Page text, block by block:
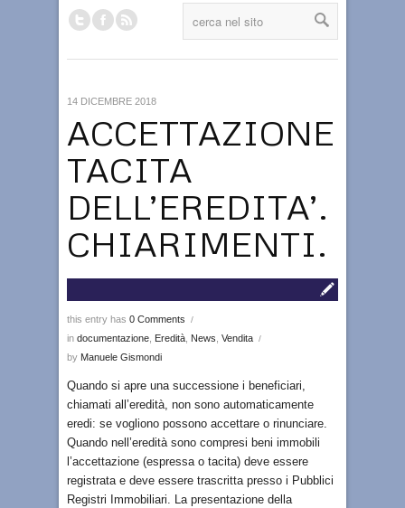
ACCETTAZIONE
TACITA
DELL’EREDITA’.
CHIARIMENTI.
this entry has 0 Comments /
in documentazione Eredità News Vendita /
by Manuele Gismondi
14 DICEMBRE 2018
Quando si apre una successione i beneficiari,
chiamati all’eredità, non sono automaticamente
eredi: se vogliono possono accettare o rinunciare.
Quando nell’eredità sono compresi beni immobili
l’accettazione (espressa o tacita) deve essere
registrata e deve essere trascritta presso i Pubblici
Registri Immobiliari. La presentazione della